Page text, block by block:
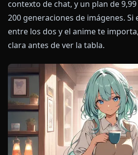
contexto de chat, y un plan de
200 generaciones de imágenes. Si
entre los dos y el anime te
clara antes de ver la tabla.